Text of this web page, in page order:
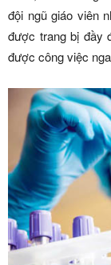
đội ngũ giáo viên
được trang bị đầy
được công việc